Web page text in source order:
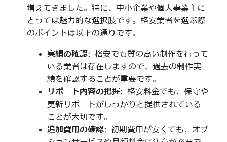
増えてきました。特に、中小企業や個人事業主に
とっては魅力的な選択肢です。格安業者を選ぶ際
のポイントは以下の通りです。
実績の確認: 格安でも質の高い制作を行って
いる業者は存在しますので、過去の制作実
績を確認することが重要です。
サポート内容の把握: 格安料金でも、保守や
更新サポートがしっかりと提供されている
ことが大切です。
追加費用の確認: 初期費用が安くても、オプ